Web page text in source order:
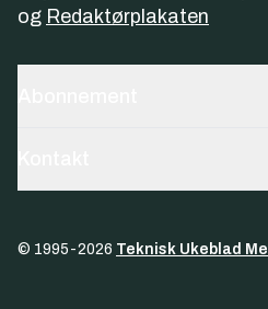
og Redaktørplakaten
© 1995-2026 Teknisk Ukeblad